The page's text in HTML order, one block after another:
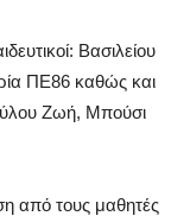
Βασιλείου
ΠΕ86 καθώς και
Ζωή, Μπούσι
από τους μαθητές